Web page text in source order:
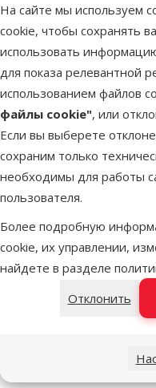
На сайте мы используем
cookie, чтобы сохранять
использовать
для показа релевантной
использованием файлов
файлы cookie", или
Если вы выберете
сохраним только
необходимы для работы
пользователя.
Более подробную
cookie, их управлении,
найдете в разделе
Отклонить